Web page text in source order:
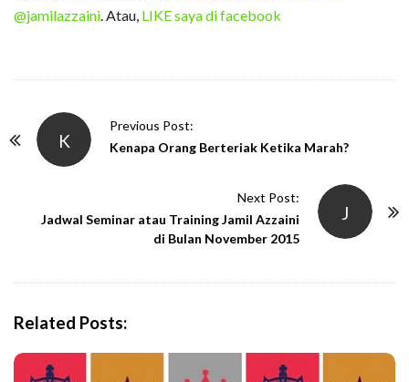
@jamilazzaini. Atau, LIKE saya di facebook
K
Previous Post:
Kenapa Orang Berteriak Ketika Marah?
J
Next Post:
Jadwal Seminar atau Training Jamil Azzaini
di Bulan November 2015
Related Posts: